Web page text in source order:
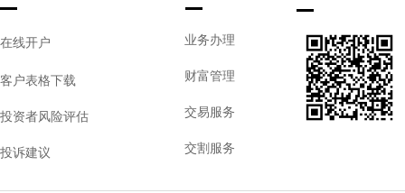
在线开户
客户表格下载
投资者风险评估
投诉建议
业务办理
财富管理
交易服务
交割服务